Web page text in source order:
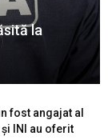
la
fost angajat al
INI au oferit